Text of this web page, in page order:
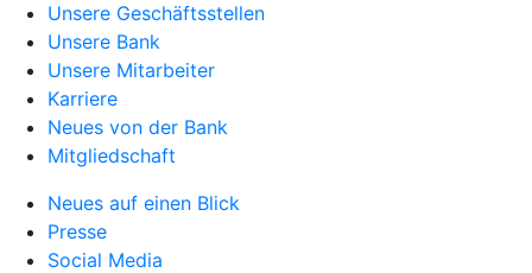
Unsere Geschäftsstellen
Unsere Bank
Unsere Mitarbeiter
Karriere
Neues von der Bank
Mitgliedschaft
Neues auf einen Blick
Presse
Social Media